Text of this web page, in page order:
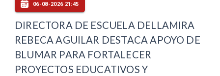
06-08-2026 21:45
DIRECTORA DE ESCUELA DELLAMIRA
REBECA AGUILAR DESTACA APOYO DE
BLUMAR PARA FORTALECER
PROYECTOS EDUCATIVOS Y